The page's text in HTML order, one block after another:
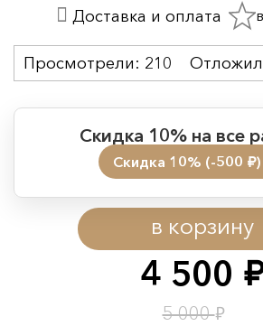
4 500 руб.
5 000₽
в корзину
Скидка 10% на все
Скидка 10% (-500 руб.)
Период действия акции:
Начало:
Окончание:
Время до окончания:
Просмотрели: 210
Доставка и оплата